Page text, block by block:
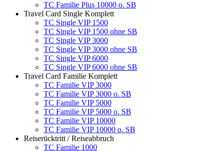
TC Familie Plus 10000 o. SB
Travel Card Single Komplett
TC Single VIP 1500
TC Single VIP 1500 ohne SB
TC Single VIP 3000
TC Single VIP 3000 ohne SB
TC Single VIP 6000
TC Single VIP 6000 ohne SB
Travel Card Familie Komplett
TC Familie VIP 3000
TC Familie VIP 3000 o. SB
TC Familie VIP 5000
TC Familie VIP 5000 o. SB
TC Familie VIP 10000
TC Familie VIP 10000 o. SB
Reiserücktritt / Reiseabbruch
TC Familie 1000